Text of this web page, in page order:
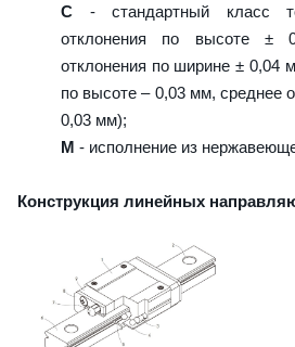
C - стандартный класс
отклонения по высоте ±
отклонения по ширине ± 0,04
по высоте – 0,03 мм, среднее
0,03 мм);
M - исполнение из
Конструкция линейных